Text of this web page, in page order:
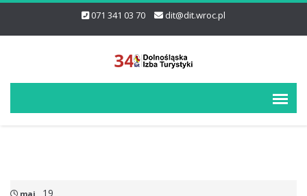
071 341 03 70 dit@dit.wroc.pl
maj 19